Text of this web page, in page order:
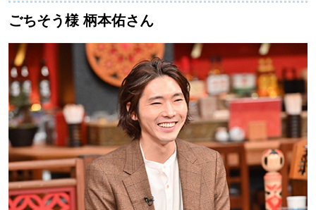
ごちそう様 柄本佑さん